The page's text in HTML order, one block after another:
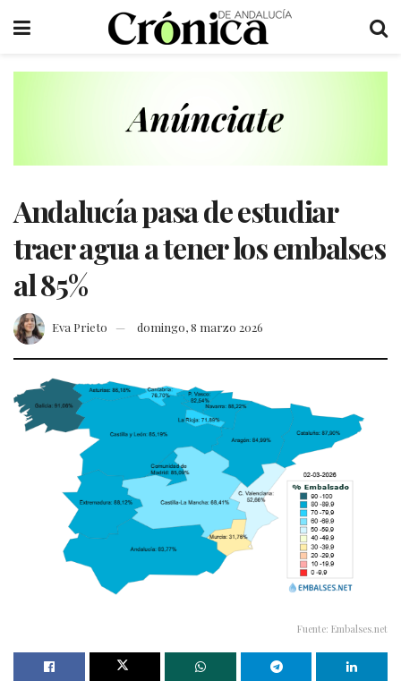
Andalucía pasa de estudiar
traer agua a tener los embalses
al 85%
Eva Prieto domingo, 8 marzo 2026
Fuente: Embalses.net